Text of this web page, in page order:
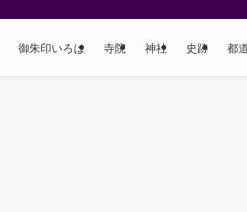
御朱印いろは 寺院 神社 史跡 都